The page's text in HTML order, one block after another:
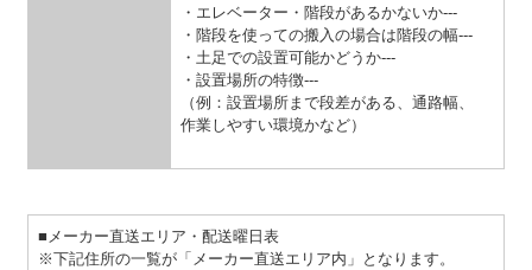
・エレベーター・階段があるかないか---
・階段を使っての搬入の場合は階段の幅---
・土足での設置可能かどうか---
・設置場所の特徴---
（例：設置場所まで段差がある、通路幅、
作業しやすい環境かなど）
■メーカー直送エリア・配送曜日表
※下記住所の一覧が「メーカー直送エリア内」となります。